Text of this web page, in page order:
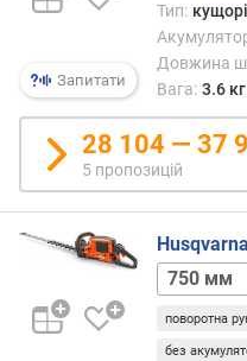
т
к
.
с
.
)
р
е
н
Запитати
Тип:
Довжина
Вага: 3.6 кг
28 104 — 37
5 пропозицій
600 мм
поворотна
без